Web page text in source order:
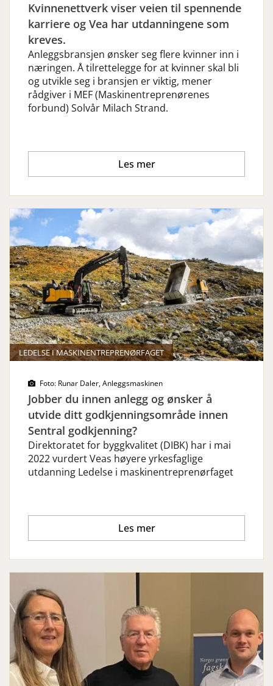
Kvinnenettverk viser veien til spennende
karriere og Vea har utdanningene som
kreves.
Anleggsbransjen ønsker seg flere kvinner inn i
næringen. Å tilrettelegge for at kvinner skal bli
og utvikle seg i bransjen er viktig, mener
rådgiver i MEF (Maskinentreprenørenes
forbund) Solvår Milach Strand.
Les mer
LEDELSE I MASKINENTREPRENØRFAGET
Foto: Runar Daler, Anleggsmaskinen
Jobber du innen anlegg og ønsker å
utvide ditt godkjenningsområde innen
Sentral godkjenning?
Direktoratet for byggkvalitet (DIBK) har i mai
2022 vurdert Veas høyere yrkesfaglige
utdanning Ledelse i maskinentreprenørfaget
Les mer